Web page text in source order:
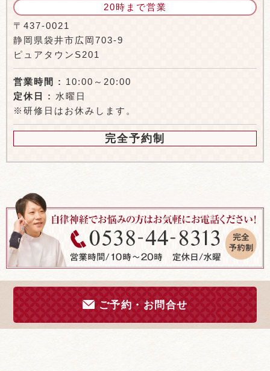
20時まで営業
〒437-0021
静岡県袋井市広岡703-9
ピュアタウンS201
営業時間 : 10:00～20:00
定休日 : 水曜日
※研修日はお休みします。
完全予約制
ご予約・お問合せ